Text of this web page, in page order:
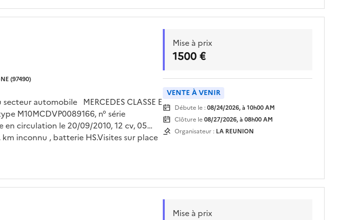
(97490)
automobile MERCEDES CLASSE E
M10MCDVP0089166, n° série
en circulation le 20/09/2010, 12 cv, 05
inconnu , batterie HS.Visites sur place
Mise à prix
1500 €
VENTE À VENIR
Débute le :08/24/2026, à 10h00 AM
Clôture le08/27/2026, à 08h00 AM
Organisateur : LA REUNION
Mise à prix